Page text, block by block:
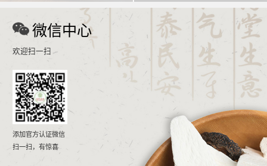
微信中心
欢迎扫一扫
添加官方认证微信
扫一扫，有惊喜